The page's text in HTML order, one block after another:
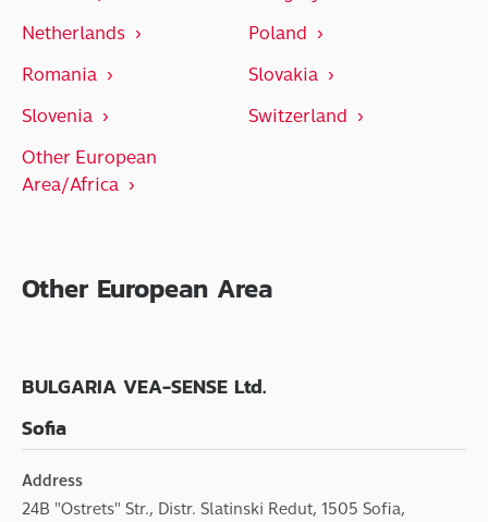
Netherlands
Poland
Romania
Slovakia
Slovenia
Switzerland
Other European
Area/Africa
Other European Area
BULGARIA VEA-SENSE Ltd.
Sofia
Address
24B "Ostrets" Str., Distr. Slatinski Redut, 1505 Sofia,